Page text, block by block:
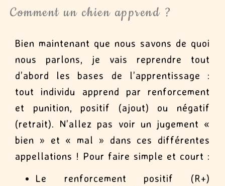
Comment un chien apprend ?
Bien maintenant que nous savons de quoi
nous parlons, je vais reprendre tout
d’abord les bases de l’apprentissage :
tout individu apprend par renforcement
et punition, positif (ajout) ou négatif
(retrait). N’allez pas voir un jugement «
bien » et « mal » dans ces différentes
appellations ! Pour faire simple et court :
Le renforcement positif (R+)